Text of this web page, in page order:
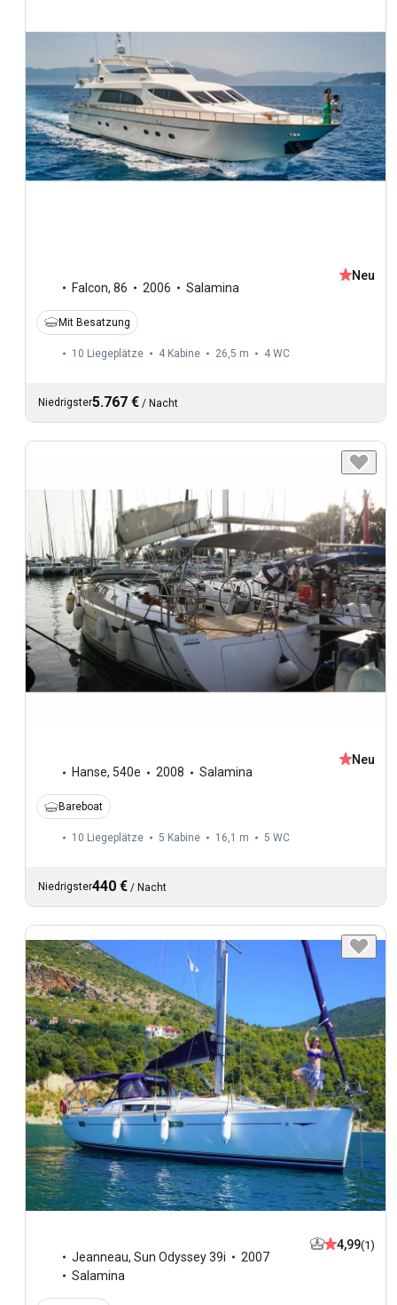
Falcon, 86 2006 Salamina
Neu
Mit Besatzung
10 Liegeplätze 4 Kabine 26,5 m 4 WC
Niedrigster5.767 € / Nacht
Hanse, 540e 2008 Salamina
Neu
Bareboat
10 Liegeplätze 5 Kabine 16,1 m 5 WC
Niedrigster440 € / Nacht
Jeanneau, Sun Odyssey 39i
2007
Salamina
4,99(1)